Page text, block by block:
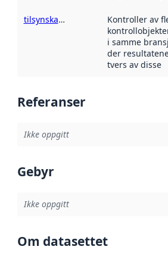
tilsynskampanje
Kontroller av
i samme
der
tvers av disse
Referanser
Ikke oppgitt
Gebyr
Ikke oppgitt
Om datasettet